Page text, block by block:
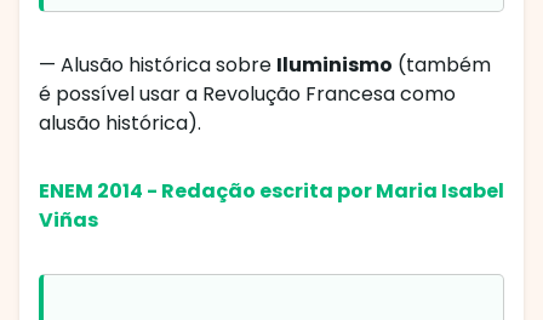
— Alusão histórica sobre Iluminismo (também
é possível usar a Revolução Francesa como
alusão histórica).
ENEM 2014 - Redação escrita por Maria Isabel
Viñas